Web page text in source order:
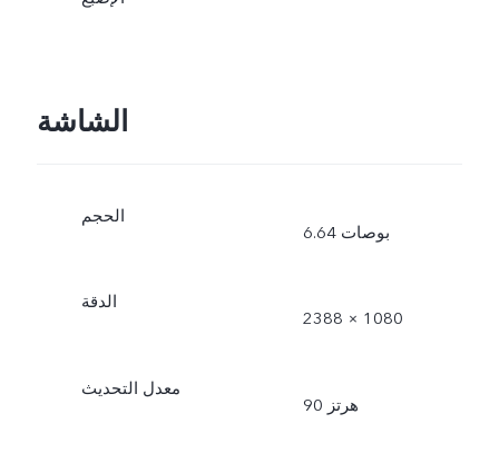
الشاشة
الحجم
6.64 بوصات
الدقة
2388 × 1080
معدل التحديث
90 هرتز